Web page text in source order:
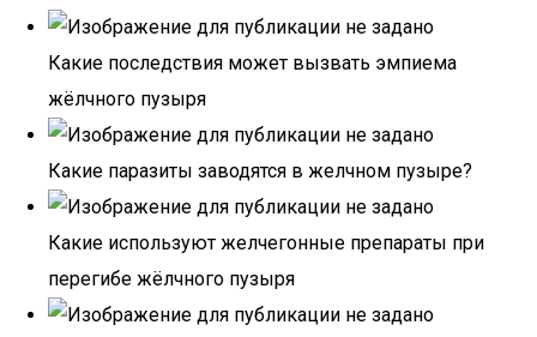
Какие последствия может вызвать эмпиема
жёлчного пузыря
Какие паразиты заводятся в желчном пузыре?
Какие используют желчегонные препараты при
перегибе жёлчного пузыря